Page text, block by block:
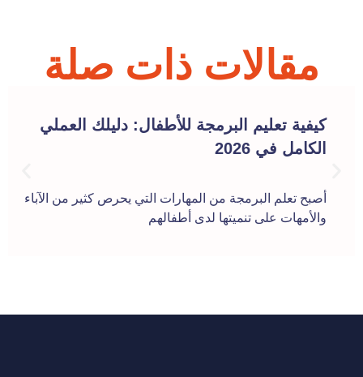
مقالات ذات صلة
كيفية تعليم البرمجة للأطفال: دليلك العملي
الكامل في 2026
أصبح تعلم البرمجة من المهارات التي يحرص كثير من الآباء
والأمهات على تنميتها لدى أطفالهم